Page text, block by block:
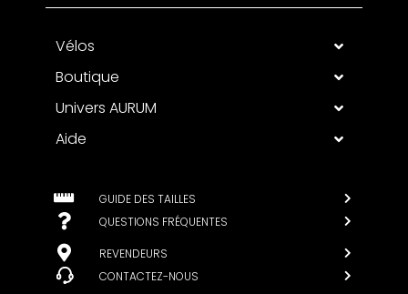
Vélos
Boutique
Univers AURUM
Aide
GUIDE DES TAILLES
QUESTIONS FRÉQUENTES
REVENDEURS
CONTACTEZ-NOUS